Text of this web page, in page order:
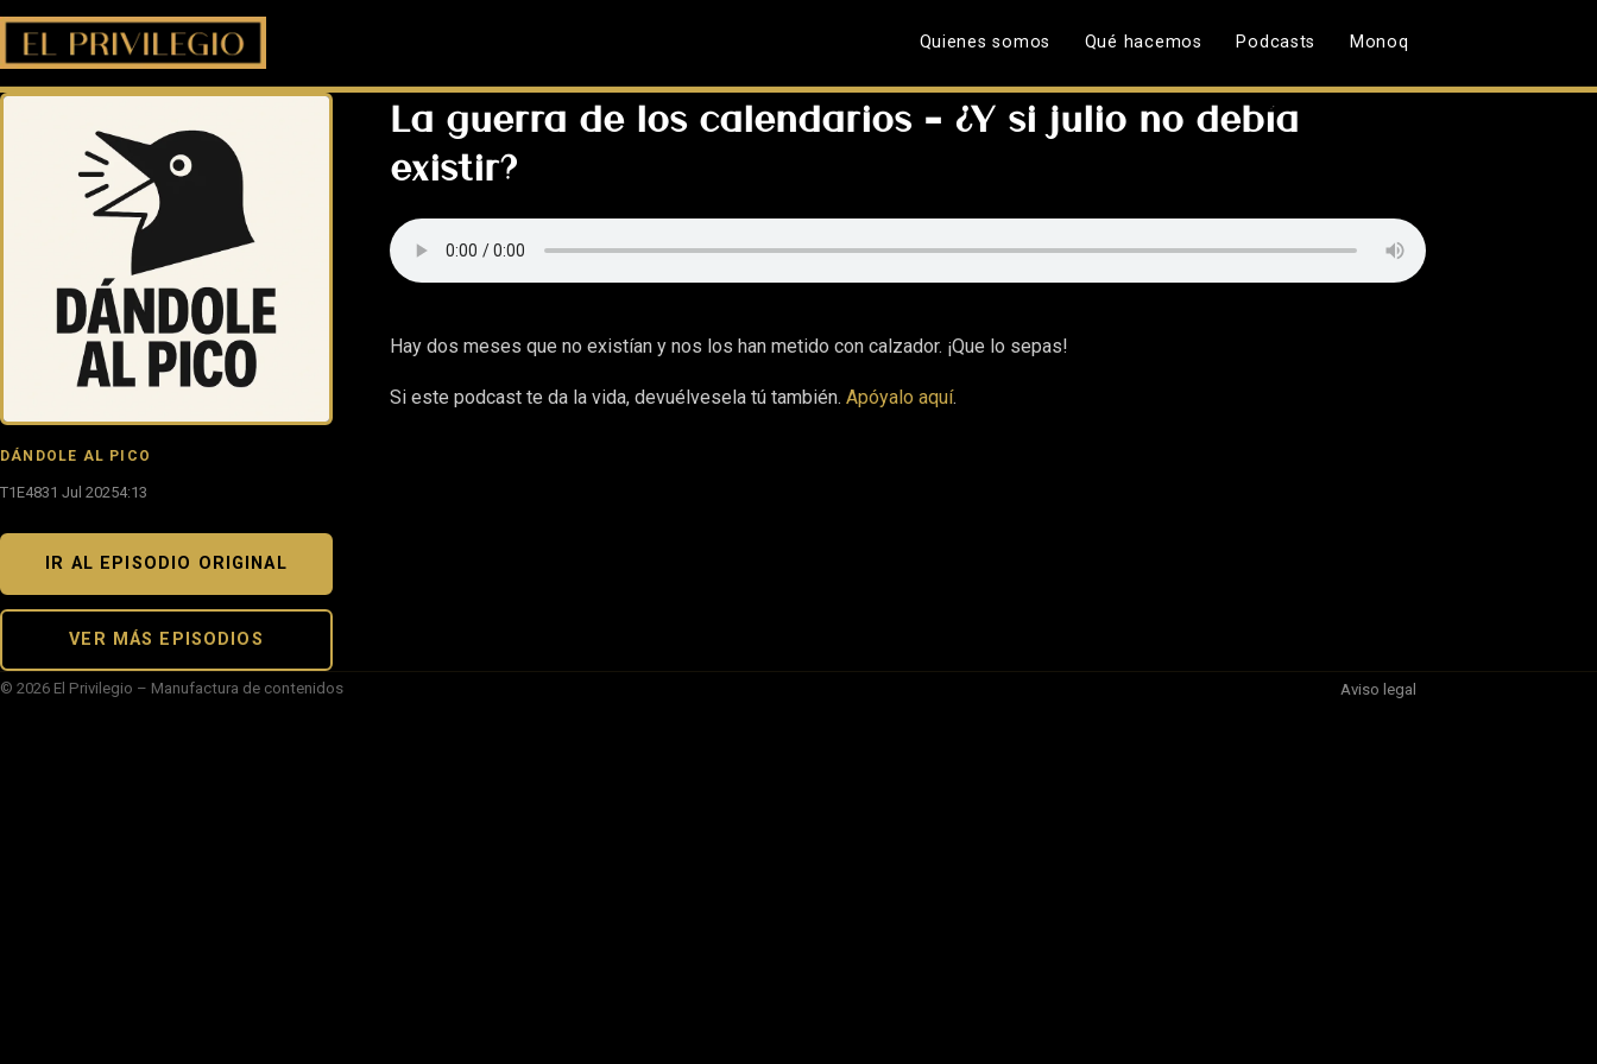
Quienes somos Qué hacemos Podcasts Monoq
DÁNDOLE AL PICO
T1E4831 Jul 20254:13
IR AL EPISODIO ORIGINAL
VER MÁS EPISODIOS
La guerra de los calendarios – ¿Y si julio no debía
existir?
Hay dos meses que no existían y nos los han metido con calzador. ¡Que lo sepas!
Si este podcast te da la vida, devuélvesela tú también. Apóyalo aquí.
© 2026 El Privilegio – Manufactura de contenidos Aviso legal